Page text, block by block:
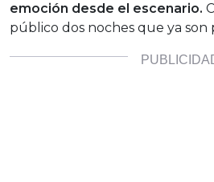
emoción desde el escenario.
público dos noches que ya son